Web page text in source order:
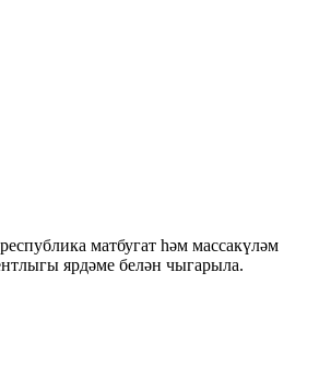
матбугат һәм массакүләм
ярдәме белән чыгарыла.